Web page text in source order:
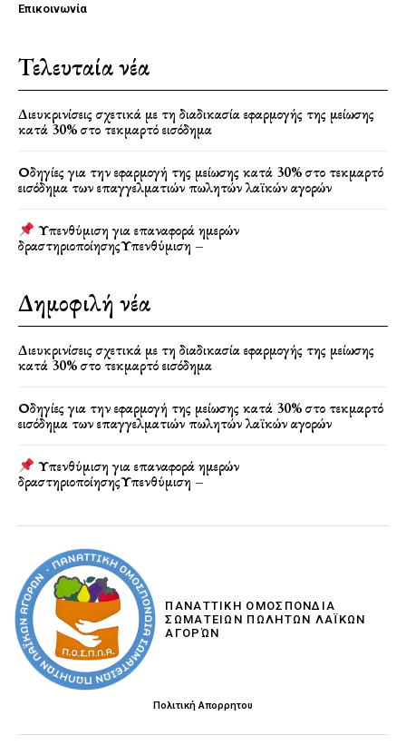
Επικοινωνία
Τελευταία νέα
Διευκρινίσεις σχετικά με τη διαδικασία εφαρμογής της μείωσης
κατά 30% στο τεκμαρτό εισόδημα
Οδηγίες για την εφαρμογή της μείωσης κατά 30% στο τεκμαρτό
εισόδημα των επαγγελματιών πωλητών λαϊκών αγορών
Υπενθύμιση για επαναφορά ημερών
δραστηριοποίησηςΥπενθύμιση –
Δημοφιλή νέα
Διευκρινίσεις σχετικά με τη διαδικασία εφαρμογής της μείωσης
κατά 30% στο τεκμαρτό εισόδημα
Οδηγίες για την εφαρμογή της μείωσης κατά 30% στο τεκμαρτό
εισόδημα των επαγγελματιών πωλητών λαϊκών αγορών
Υπενθύμιση για επαναφορά ημερών
δραστηριοποίησηςΥπενθύμιση –
ΠΑΝΑΤΤΙΚΗ ΟΜΟΣΠΟΝΔΙΑ
ΣΩΜΑΤΕΙΩΝ ΠΩΛΗΤΩΝ ΛΑΪΚΩΝ
ΑΓΟΡΏΝ
Πολιτική Απορρητου